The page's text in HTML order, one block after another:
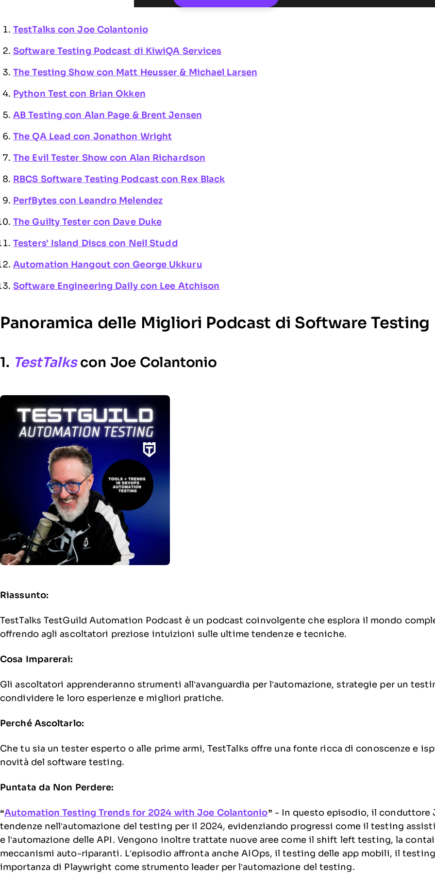
TestTalks con Joe Colantonio
Software Testing Podcast di KiwiQA Services
The Testing Show con Matt Heusser & Michael Larsen
Python Test con Brian Okken
AB Testing con Alan Page & Brent Jensen
The QA Lead con Jonathon Wright
The Evil Tester Show con Alan Richardson
RBCS Software Testing Podcast con Rex Black
PerfBytes con Leandro Melendez
The Guilty Tester con Dave Duke
Testers' Island Discs con Neil Studd
Automation Hangout con George Ukkuru
Software Engineering Daily con Lee Atchison
Panoramica delle Migliori Podcast di Software Testing
1. TestTalkscon Joe Colantonio
Riassunto:
TestTalks TestGuild Automation Podcast è un podcast coinvolgente che esplora il mondo
offrendo agli ascoltatori preziose intuizioni sulle ultime tendenze e tecniche.
Cosa Imparerai:
Gli ascoltatori apprenderanno strumenti all’avanguardia per l’automazione, strategie per un
condividere le loro esperienze e migliori pratiche.
Perché Ascoltarlo:
Che tu sia un tester esperto o alle prime armi, TestTalks offre una fonte ricca di conoscenze e
novità del software testing.
Puntata da Non Perdere:
“Automation Testing Trends for 2024 with Joe Colantonio” - In questo episodio, il conduttore
tendenze nell’automazione del testing per il 2024, evidenziando progressi come il testing
e l’automazione delle API. Vengono inoltre trattate nuove aree come il shift left testing, la
meccanismi auto-riparanti. L’episodio affronta anche AIOps, il testing delle app mobili, il
importanza di Playwright come strumento leader per l’automazione del testing.